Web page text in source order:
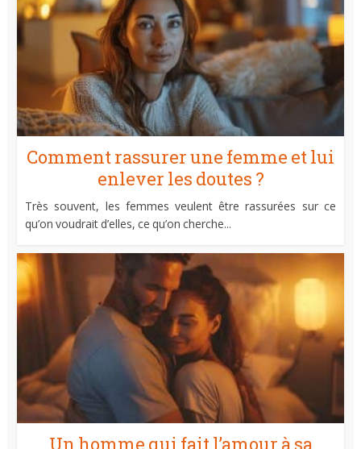
Comment rassurer une femme et lui
enlever les doutes ?
Très souvent, les femmes veulent être rassurées sur ce
qu’on voudrait d’elles, ce qu’on cherche...
Un homme qui fait l’amour à sa